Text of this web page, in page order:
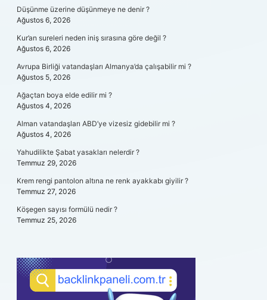
Düşünme üzerine düşünmeye ne denir ?
Ağustos 6, 2026
Kur’an sureleri neden iniş sırasına göre değil ?
Ağustos 6, 2026
Avrupa Birliği vatandaşları Almanya’da çalışabilir mi ?
Ağustos 5, 2026
Ağaçtan boya elde edilir mi ?
Ağustos 4, 2026
Alman vatandaşları ABD’ye vizesiz gidebilir mi ?
Ağustos 4, 2026
Yahudilikte Şabat yasakları nelerdir ?
Temmuz 29, 2026
Krem rengi pantolon altına ne renk ayakkabı giyilir ?
Temmuz 27, 2026
Köşegen sayısı formülü nedir ?
Temmuz 25, 2026